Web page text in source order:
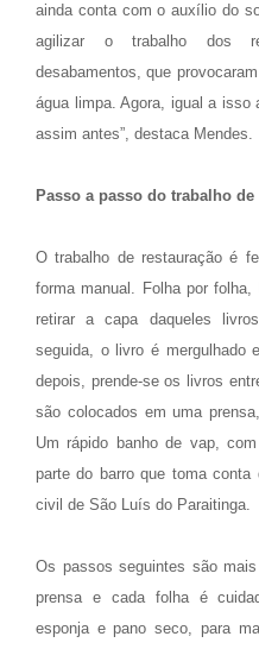
ainda conta com o auxílio do
agilizar o trabalho dos
desabamentos, que
água limpa. Agora, igual a
assim antes”, destaca Mendes.
Passo a passo do trabalho de
O trabalho de restauração é
forma manual. Folha por
retirar a capa daqueles
seguida, o livro é mergulhado
depois, prende-se os livros
são colocados em uma
Um rápido banho de vap,
parte do barro que toma
civil de São Luís do Paraitinga.
Os passos seguintes são
prensa e cada folha é
esponja e pano seco, para